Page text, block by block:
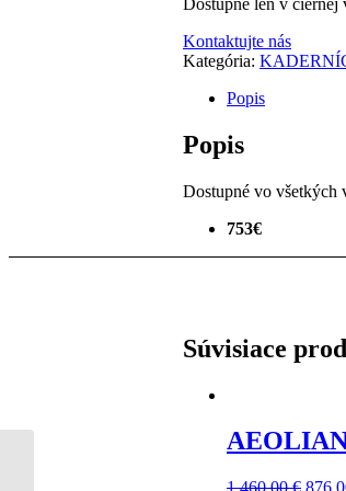
894,00 €.
Kontaktujte nás
Kategória:
Popis
Popis
Dostupné vo všetkých
753€
Súvisiace